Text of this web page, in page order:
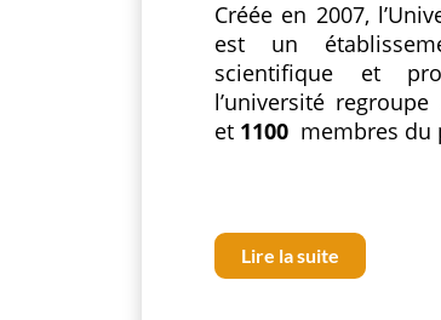
Créée en 2007,
est un
scientifique et
l’université
et 1100 membres du
Lire la suite